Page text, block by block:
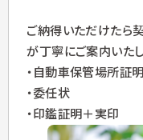
ご納得いただけたら
が丁寧にご案内いたし
自動車保管場所証明
委任状
印鑑証明＋実印